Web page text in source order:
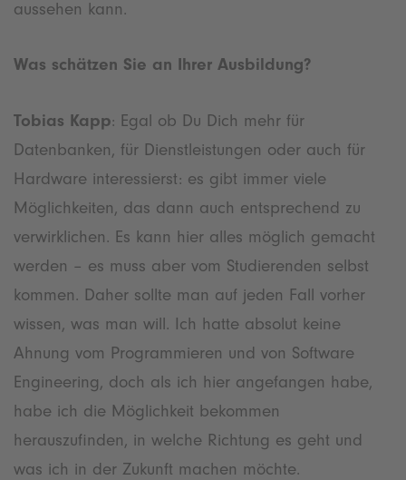
aussehen kann.
Was schätzen Sie an Ihrer Ausbildung?
Tobias Kapp: Egal ob Du Dich mehr für
Datenbanken, für Dienstleistungen oder auch für
Hardware interessierst: es gibt immer viele
Möglichkeiten, das dann auch entsprechend zu
verwirklichen. Es kann hier alles möglich gemacht
werden – es muss aber vom Studierenden selbst
kommen. Daher sollte man auf jeden Fall vorher
wissen, was man will. Ich hatte absolut keine
Ahnung vom Programmieren und von Software
Engineering, doch als ich hier angefangen habe,
habe ich die Möglichkeit bekommen
herauszufinden, in welche Richtung es geht und
was ich in der Zukunft machen möchte.